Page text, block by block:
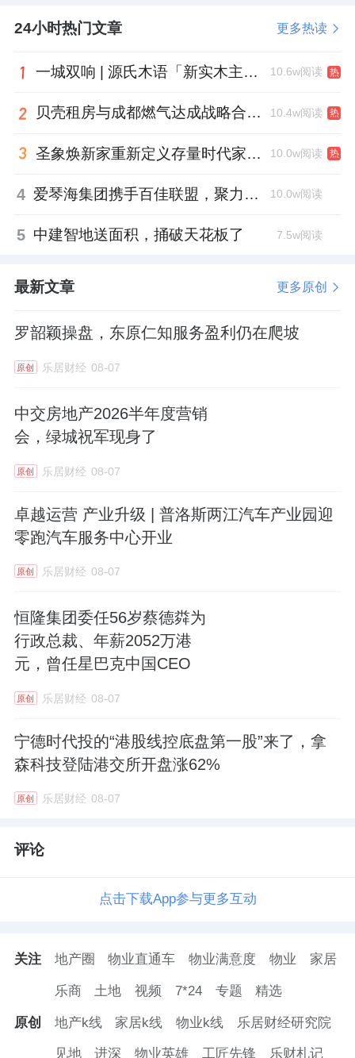
24小时热门文章 更多热读
一城双响 | 源氏木语「新实木主义——黑标生活提案」发布会落地天津，黑标旗舰店盛大启幕 10.6w阅读 热
贝壳租房与成都燃气达成战略合作 打通安全巡检“最后一米” 10.4w阅读 热
圣象焕新家重新定义存量时代家居升级逻辑，筑牢说换就换的底气！ 10.0w阅读 热
4 爱琴海集团携手百佳联盟，聚力共拓存量商业新赛道 10.0w阅读
5 中建智地送面积，捅破天花板了 7.5w阅读
最新文章 更多原创
罗韶颖操盘，东原仁知服务盈利仍在爬坡
原创 乐居财经 08-07
中交房地产2026半年度营销
会，绿城祝军现身了
原创 乐居财经 08-07
卓越运营 产业升级 | 普洛斯两江汽车产业园迎
零跑汽车服务中心开业
原创 乐居财经 08-07
恒隆集团委任56岁蔡德粦为
行政总裁、年薪2052万港
元，曾任星巴克中国CEO
原创 乐居财经 08-07
宁德时代投的“港股线控底盘第一股”来了，拿
森科技登陆港交所开盘涨62%
原创 乐居财经 08-07
评论
点击下载App参与更多互动
关注 地产圈 物业直通车 物业满意度 物业 家居
乐商 土地 视频 7*24 专题 精选
原创 地产k线 家居k线 物业k线 乐居财经研究院
见地 进深 物业英雄 工匠先锋 乐财札记